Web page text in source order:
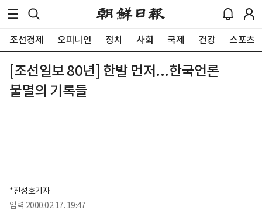
조선경제 오피니언 정치 사회 국제 건강 스포츠
[조선일보 80년] 한발 먼저...한국언론
불멸의 기록들
*진성호기자
입력 2000.02.17. 19:47